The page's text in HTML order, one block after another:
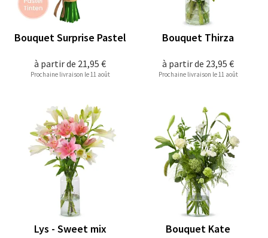
à partir de 21,95 €
Bouquet Surprise Pastel
Prochaine livraison le 11 août
à partir de 23,95 €
Bouquet Thirza
Prochaine livraison le 11 août
Lys - Sweet mix Bouquet Kate